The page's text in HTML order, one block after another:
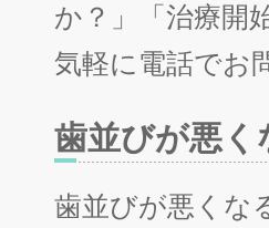
か？」「治療開
気軽に電話でお
歯並びが悪
歯並びが悪くな